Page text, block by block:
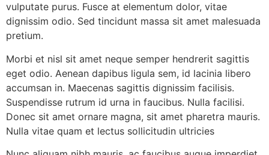
vulputate purus. Fusce at elementum dolor, vitae
dignissim odio. Sed tincidunt massa sit amet malesuada
pretium.
Morbi et nisl sit amet neque semper hendrerit sagittis
eget odio. Aenean dapibus ligula sem, id lacinia libero
accumsan in. Maecenas sagittis dignissim facilisis.
Suspendisse rutrum id urna in faucibus. Nulla facilisi.
Donec sit amet ornare magna, sit amet pharetra mauris.
Nulla vitae quam et lectus sollicitudin ultricies